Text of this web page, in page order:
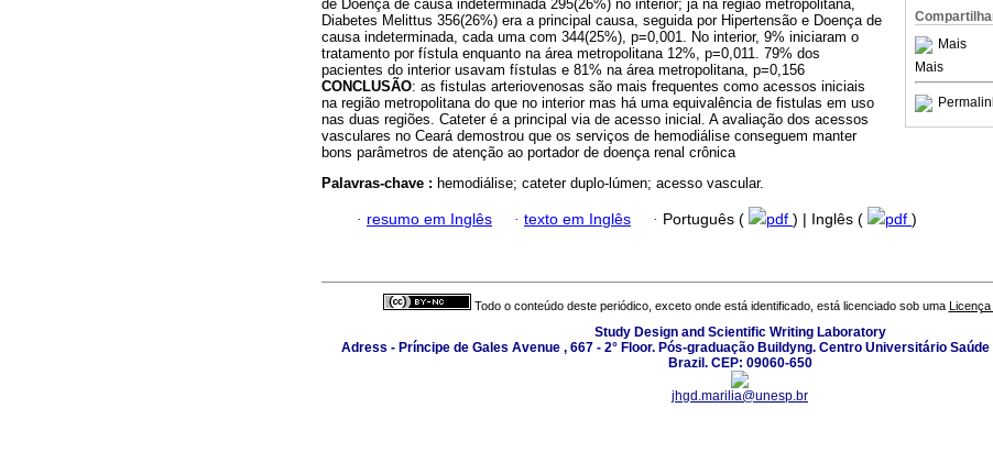
Mais
Mais
de Doença de causa indeterminada 295(26%) no interior; já na região metropolitana,
Diabetes Melittus 356(26%) era a principal causa, seguida por Hipertensão e Doença de
causa indeterminada, cada uma com 344(25%), p=0,001. No interior, 9% iniciaram o
tratamento por fístula enquanto na área metropolitana 12%, p=0,011. 79% dos
pacientes do interior usavam fístulas e 81% na área metropolitana, p=0,156
CONCLUSÃO: as fistulas arteriovenosas são mais frequentes como acessos iniciais
na região metropolitana do que no interior mas há uma equivalência de fistulas em uso
nas duas regiões. Cateter é a principal via de acesso inicial. A avaliação dos acessos
vasculares no Ceará demostrou que os serviços de hemodiálise conseguem manter
bons parâmetros de atenção ao portador de doença renal crônica
Palavras-chave : hemodiálise; cateter duplo-lúmen; acesso vascular.
· resumo em Inglês · texto em Inglês · Português ( pdf ) | Inglês ( pdf )
Todo o conteúdo deste periódico, exceto onde está identificado, está licenciado sob uma
Study Design and Scientific Writing Laboratory
Adress - Príncipe de Gales Avenue , 667 - 2° Floor. Pós-graduação Buildyng. Centro Universitário Saúde
Brazil. CEP: 09060-650
jhgd.marilia@unesp.br